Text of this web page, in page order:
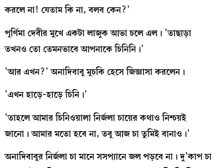
করলে না! যেতাম কি না, বলব কেন?’
পূর্ণিমা দেবীর মুখে একটা লাজুক আভা চলে এল। ‘তাছাড়া
তখনও তো তেমনভাবে আপনাকে চিনিনি।’
‘আর এখন?’ অনাদিবাবু মুচকি হেসে জিজ্ঞাসা করলেন।
‘এখন হাড়ে-হাড়ে চিনি।’
‘তাহলে আমার চিনিওয়ালা নির্জলা চায়ের কথাও নিশ্চয়ই
জানো। আমার মতো হবে না, তবু আজ চা তুমিই বানাও।’
অনাদিবাবুর নির্জলা চা মানে সসপ্যানে জল পড়বে না। দু’কাপ চা